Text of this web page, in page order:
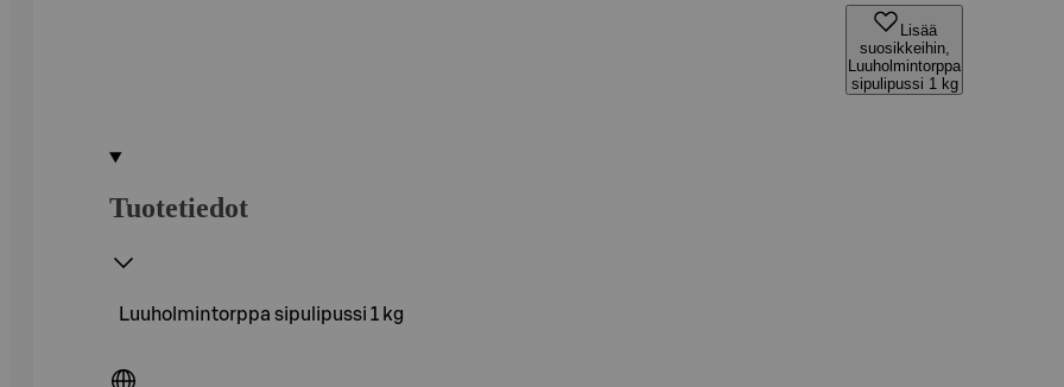
Lisää
suosikkeihin,
Luuholmintorppa
sipulipussi 1 kg
Tuotetiedot
Luuholmintorppa sipulipussi 1 kg